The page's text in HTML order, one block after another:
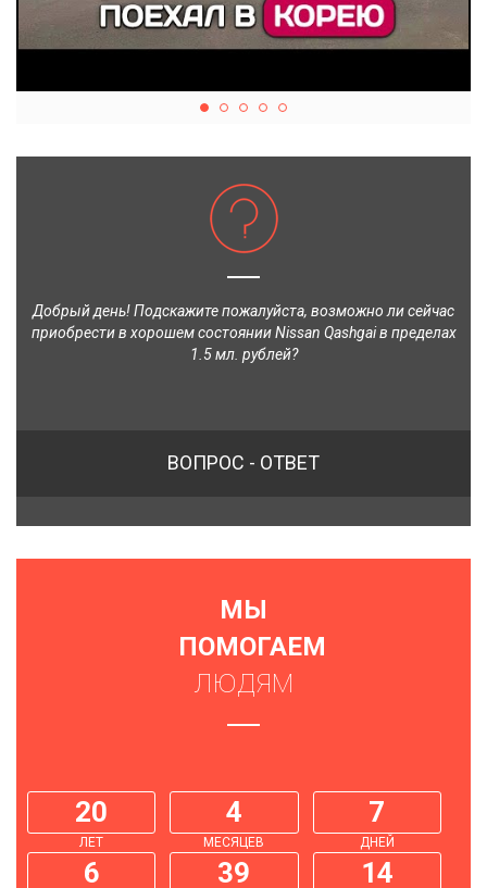
Добрый день! Подскажите пожалуйста, возможно ли сейчас
приобрести в хорошем состоянии Nissan Qashgai в пределах
1.5 мл. рублей?
ВОПРОС - ОТВЕТ
МЫ
ПОМОГАЕМ
ЛЮДЯМ
20
ЛЕТ
4
МЕСЯЦЕВ
7
ДНЕЙ
6 39 14